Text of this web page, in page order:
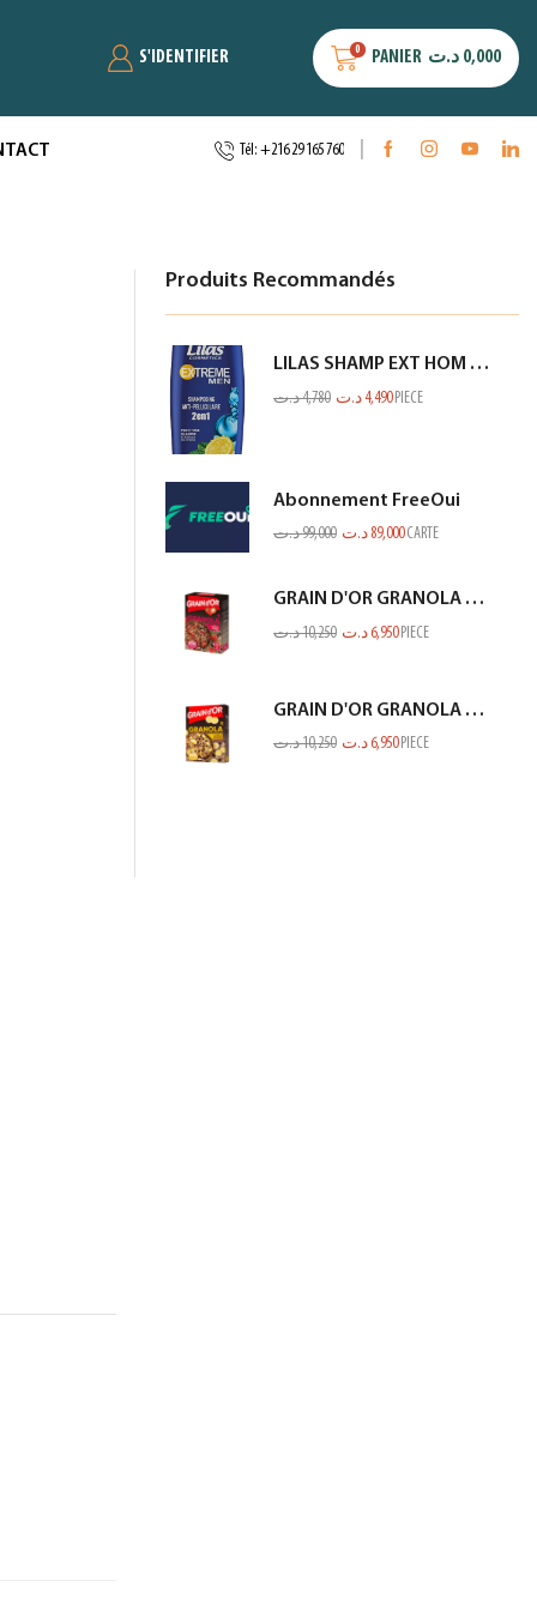
S'IDENTIFIER 0 PANIER 0,000 د.ت
Tél: +216 29 165 760
Produits Recommandés
LILAS SHAMP EXT HOM ANTI PEL CITRON BLEU 350ML
4,780د.ت 4,490 د.ت PIECE
Abonnement FreeOui
99,000د.ت 89,000 د.ت CARTE
GRAIN D'OR GRANOLA CHOCO FRAISE 300GR
10,250د.ت 6,950 د.ت PIECE
GRAIN D'OR GRANOLA CHOCO BANANE 300GR
10,250د.ت 6,950 د.ت PIECE